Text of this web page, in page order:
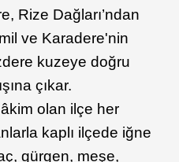
Rize Dağları’ndan
ve Karadere'nin
kuzeye doğru
çıkar.
olan ilçe her
kaplı ilçede iğne
gürgen, meşe,